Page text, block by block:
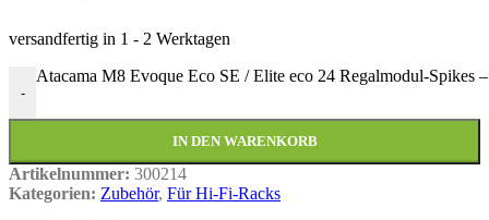
versandfertig in 1 - 2 Werktagen
-
Atacama M8 Evoque Eco SE / Elite eco 24 Regalmodul-Spikes
IN DEN WARENKORB
Artikelnummer: 300214
Kategorien: Zubehör, Für Hi-Fi-Racks